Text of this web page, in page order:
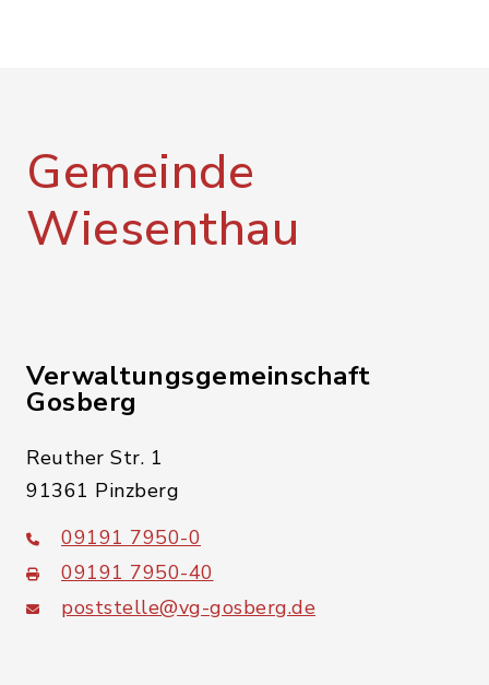
Gemeinde
Wiesenthau
Verwaltungsgemeinschaft
Gosberg
Reuther Str. 1
91361 Pinzberg
09191 7950-0
09191 7950-40
poststelle@vg-gosberg.de